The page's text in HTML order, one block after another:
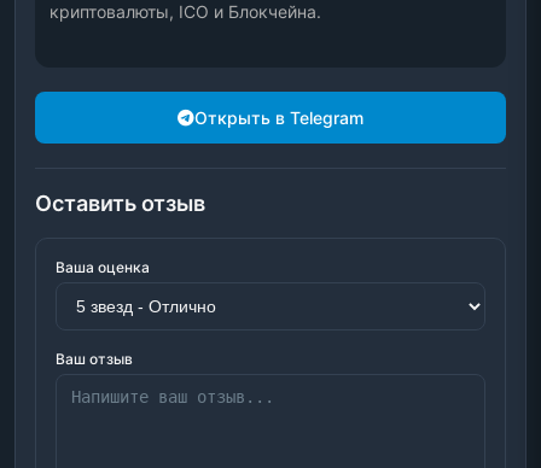
криптовалюты, ІСО и Блокчейна.
Открыть в Telegram
Оставить отзыв
Ваша оценка
Ваш отзыв